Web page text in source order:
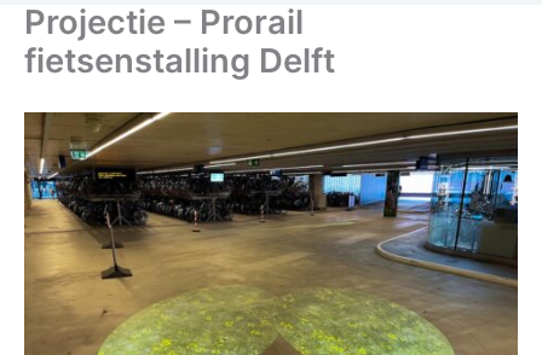
Projectie – Prorail
fietsenstalling Delft